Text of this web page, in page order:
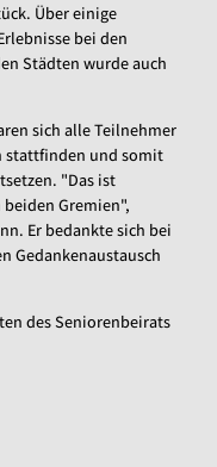
Über einige
bei den
Städten wurde auch
sich alle Teilnehmer
stattfinden und somit
"Das ist
Gremien",
Er bedankte sich bei
Gedankenaustausch
des Seniorenbeirats